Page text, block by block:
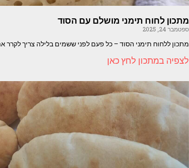
מתכון לחוח תימני מושלם עם הסוד
ספטמבר 24, 2025
מתכון ללחוח תימני הסוד – כל פעם לפני ששמים בלילה צריך לקרר
לצפיה במתכון לחץ כאן